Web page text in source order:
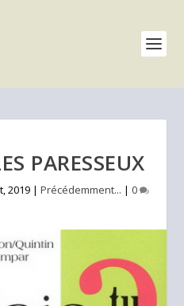
PARESSEUX
2019 | Précédemment... | 0